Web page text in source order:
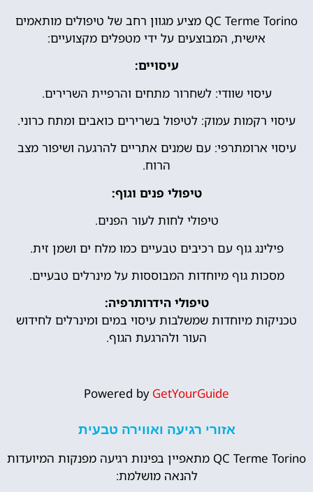
QC Terme Torino מציע מגוון רחב של טיפולים מותאמים
אישית, המבוצעים על ידי מטפלים מקצועיים:
עיסויים:
עיסוי שוודי: לשחרור מתחים והרפיית השרירים.
עיסוי רקמות עמוק: לטיפול בשרירים כואבים ומתח כרוני.
עיסוי ארומתרפי: עם שמנים אתריים להרגעה ושיפור מצב
הרוח.
טיפולי פנים וגוף:
טיפולי לחות לעור הפנים.
פילינג גוף עם רכיבים טבעיים כמו מלח ים ושמן זית.
מסכות גוף מיוחדות המבוססות על מינרלים טבעיים.
טיפולי הידרותרפיה:
טכניקות מיוחדות שמשלבות עיסוי במים ומינרלים לחידוש
העור ולהרגעת הגוף.
Powered by GetYourGuide
אזורי רגיעה ואווירה טבעית
QC Terme Torino מתאפיין בפינות רגיעה מפנקות המיועדות
להנאה מושלמת: